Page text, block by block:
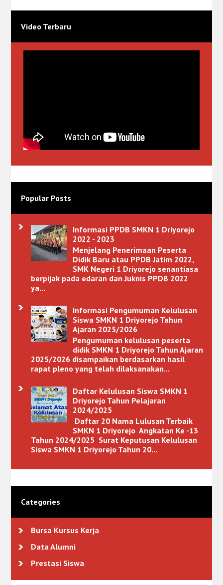
Video Terbaru
Popular Posts
Informasi PPDB SMKN 1 Driyorejo
2022 - 2023
Menjelang Penerimaan Peserta
Didik Baru atau PPDB Jatim 2022,
SMK Negeri 1 Driyorejo senantiasa
berpijak pada edaran dan Juknis PPDB 2022
ya...
Informasi Pengumuman Kelulusan
Siswa SMKN 1 Driyorejo Tahun
Ajaran 2025/2026
Pengumuman kelulusan peserta
didik SMKN 1 Driyorejo Tahun Ajaran
2025/2026 disampaikan berdasarkan hasil
rapat pleno yang telah dilaksanakan...
Daftar Kelulusan Siswa SMKN 1
Driyorejo Tahun Pelajaran
2024/2025
Daftar 20 Nama Lulusan Terbaik
SMKN 1 Driyorejo Angkatan Ke -13
Tahun 2024/2025 Surat Keputusan Kelulusan
Siswa SMKN 1 Driyorejo Tahun 20...
Categories
Bursa Kursus Kerja
Data Alumni
Prestasi Siswa